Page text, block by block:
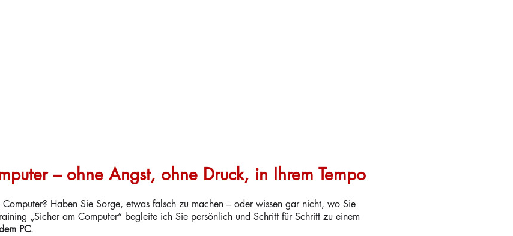
– ohne Angst, ohne Druck, in Ihrem Tempo
Computer? Haben Sie Sorge, etwas falsch zu machen – oder wissen gar nicht, wo Sie
„Sicher am Computer“ begleite ich Sie persönlich und Schritt für Schritt zu einem
PC.